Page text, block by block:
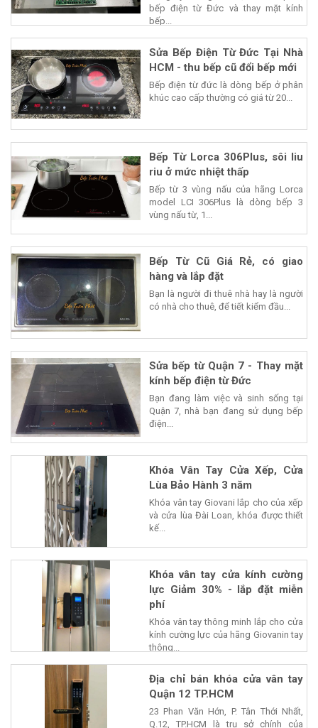
bếp điện từ Đức và thay mặt kính
bếp...
Sửa Bếp Điện Từ Đức Tại Nhà
HCM - thu bếp cũ đổi bếp mới
Bếp điện từ đức là dòng bếp ở phân
khúc cao cấp thường có giá từ 20...
Bếp Từ Lorca 306Plus, sôi liu
riu ở mức nhiệt thấp
Bếp từ 3 vùng nấu của hãng Lorca
model LCI 306Plus là dòng bếp 3
vùng nấu từ, 1...
Bếp Từ Cũ Giá Rẻ, có giao
hàng và lắp đặt
Bạn là người đi thuê nhà hay là người
có nhà cho thuê, để tiết kiểm đầu...
Sửa bếp từ Quận 7 - Thay mặt
kính bếp điện từ Đức
Bạn đang làm việc và sinh sống tại
Quận 7, nhà bạn đang sử dụng bếp
điện...
Khóa Vân Tay Cửa Xếp, Cửa
Lùa Bảo Hành 3 năm
Khóa vân tay Giovani lắp cho của xếp
và cửa lùa Đài Loan, khóa được thiết
kế...
Khóa vân tay cửa kính cường
lực Giảm 30% - lắp đặt miễn
phí
Khóa vân tay thông minh lắp cho cửa
kính cường lực của hãng Giovanin tay
thông...
Địa chỉ bán khóa cửa vân tay
Quận 12 TP.HCM
23 Phan Văn Hớn, P. Tân Thới Nhất,
Q.12, TP.HCM là trụ sở chính của